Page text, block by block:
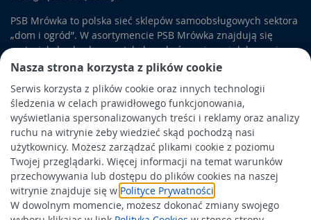
Nasza strona korzysta z plików cookie
Serwis korzysta z plików cookie oraz innych technologii
śledzenia w celach prawidłowego funkcjonowania,
wyświetlania spersonalizowanych treści i reklamy oraz analizy
ruchu na witrynie żeby wiedzieć skąd pochodzą nasi
użytkownicy. Możesz zarządzać plikami cookie z poziomu
Twojej przeglądarki. Więcej informacji na temat warunków
przechowywania lub dostępu do plików cookies na naszej
witrynie znajduje się w Polityce Prywatności
W dowolnym momencie, możesz dokonać zmiany swojego
PSB Mrówka to polska sieć sklepów samoobsługowych sektora
„dom i ogród”. W asortymencie PSB Mrówka znajdują się
materiały budowlane, artykuły wykończeniowe i dekoracyjne,
wyposażenie łazienek i kuchni, elektronarzędzia, a także
artykuły związane z ogrodem i otoczeniem domu.
Obowiązek informacyjny
Polityka prywatności
Polityka Cookies
Odbiór zużytego sprzętu
Wspierają nas: